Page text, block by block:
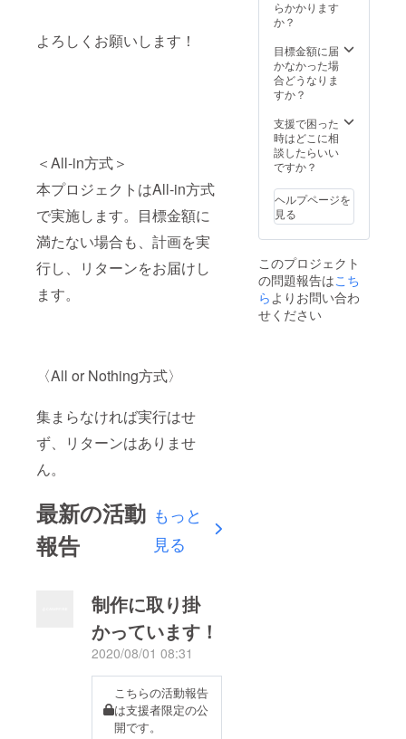
よろしくお願いします！
＜All-in方式＞
本プロジェクトはAll-in方式
で実施します。目標金額に
満たない場合も、計画を実
行し、リターンをお届けし
ます。
〈All or Nothing方式〉
集まらなければ実行はせ
ず、リターンはありませ
ん。
最新の活動
報告
もっと
見る
制作に取り掛
かっています！
2020/08/01 08:31
こちらの活動報告
は支援者限定の公
開です。
らかかります
か？
目標金額に届
かなかった場
合どうなりま
すか？
支援で困った
時はどこに相
談したらいい
ですか？
ヘルプページを
見る
このプロジェクト
の問題報告はこち
ら よりお問い合わ
せください